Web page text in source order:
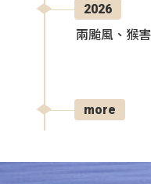
2026
兩颱風、猴
more